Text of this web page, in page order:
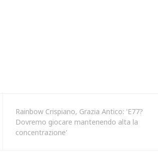
Rainbow Crispiano, Grazia Antico: 'E77?
Dovremo giocare mantenendo alta la
concentrazione'